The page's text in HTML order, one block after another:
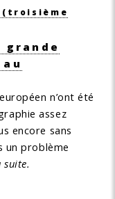
(troisième
grande
n’ont été
assez
encore sans
un problème
suite.